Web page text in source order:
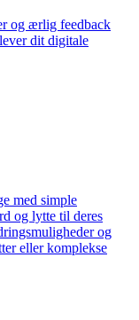
og ærlig feedback
dit digitale
med simple
og lytte til deres
og
eller komplekse